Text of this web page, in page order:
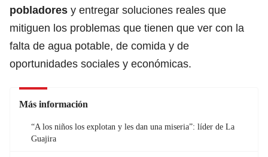
pobladores y entregar soluciones reales que
mitiguen los problemas que tienen que ver con la
falta de agua potable, de comida y de
oportunidades sociales y económicas.
Más información
“A los niños los explotan y les dan una miseria”: líder de La
Guajira